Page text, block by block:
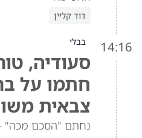
דוד קליין
14:16 בבלי
סעודיה,
חתמו על
צבאית
נחתם "הסכם מכה" -